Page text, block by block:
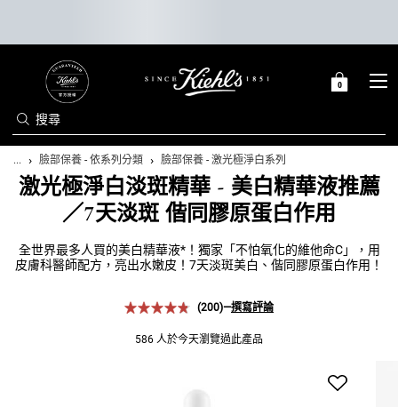
搜尋
購0
0 PRODUCT IN
Main content
... 臉部保養 - 依系列分類 臉部保養 - 激光極淨白系列
激光極淨白淡斑精華 - 美白精華液推薦
／7天淡斑 偕同膠原蛋白作用
全世界最多人買的美白精華液*！獨家「不怕氧化的維他命C」，用
皮膚科醫師配方，亮出水嫩皮！7天淡斑美白、偕同膠原蛋白作用！
(200)—撰寫評論
586 人於今天瀏覽過此產品